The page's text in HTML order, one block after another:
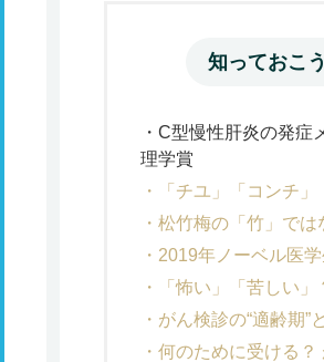
知っておこ
C型慢性肝炎の発症
理学賞
「チユ」「コンチ
松竹梅の「竹」では
2019年ノーベル医
「怖い」「苦しい
がん検診の“適齢期”
何のために受ける？